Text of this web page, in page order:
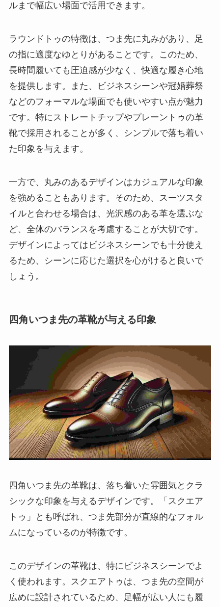
ルまで幅広い場面で活用できます。
ラウンドトゥの特徴は、つま先に丸みがあり、足
の指に適度なゆとりがあることです。このため、
長時間履いても圧迫感が少なく、快適な履き心地
を提供します。また、ビジネスシーンや冠婚葬祭
などのフォーマルな場面でも使いやすい点が魅力
です。特にストレートチップやプレーントゥの革
靴で採用されることが多く、シンプルで落ち着い
た印象を与えます。
一方で、丸みのあるデザインはカジュアルな印象
を強めることもあります。そのため、スーツスタ
イルと合わせる場合は、光沢感のある革を選ぶな
ど、全体のバランスを考慮することが大切です。
デザインによってはビジネスシーンでも十分使え
るため、シーンに応じた選択を心がけると良いで
しょう。
四角いつま先の革靴が与える印象
四角いつま先の革靴は、落ち着いた雰囲気とクラ
シックな印象を与えるデザインです。「スクエア
トゥ」とも呼ばれ、つま先部分が直線的なフォル
ムになっているのが特徴です。
このデザインの革靴は、特にビジネスシーンでよ
く使われます。スクエアトゥは、つま先の空間が
広めに設計されているため、足幅が広い人にも履